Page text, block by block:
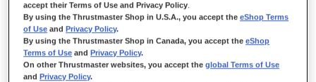
Lista de deseos
Sea el primero en dejar una reseña para este artículo
Detalles
accept their Terms of Use and Privacy Policy
By using the Thrustmaster Shop in U.S.A., you accept theeShop Terms
of Use andPrivacy Policy.
By using the Thrustmaster Shop in Canada, you accept theeShop
Terms of Use andPrivacy Policy.
On other Thrustmaster websites, you accept theglobal Terms of Use
andPrivacy Policy.